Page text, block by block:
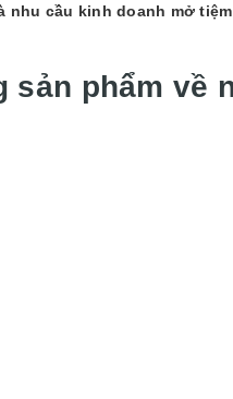
cầu kinh doanh mở
sản phẩm về